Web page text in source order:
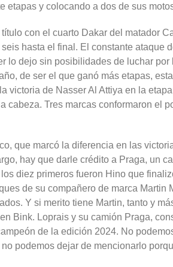
etapas y colocando a dos de sus
con el cuarto Dakar del matador
hasta el final. El constante
lo dejo sin posibilidades de luchar
de ser el que ganó más etapas,
victoria de Nasser Al Attiya en la
cabeza. Tres marcas conformaron el
que marcó la diferencia en las
hay que darle crédito a Praga, un
diez primeros fueron Hino que
de su compañero de marca
Y si merito tiene Martin, tanto y
Bink. Loprais y su camión Praga,
de la edición 2024. No
podemos dejar de mencionarlo